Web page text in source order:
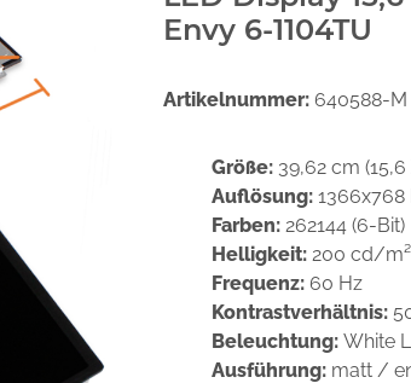
Envy 6-1104TU
Artikelnummer: 640588-M
Größe: 39,62 cm
Auflösung: 1366x768
Farben: 262144 (6-Bit)
Helligkeit: 200 cd/m²
Frequenz: 60 Hz
Kontrastverhältnis:
Beleuchtung: White
Ausführung: matt /